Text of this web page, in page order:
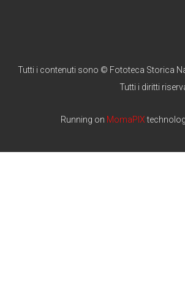
Tutti i contenuti sono © Fototeca Storica
Tutti i diritti
Running on MomaPIX